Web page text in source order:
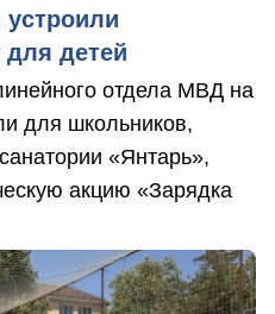
детей
отдела МВД на
для школьников,
«Янтарь»,
акцию «Зарядка